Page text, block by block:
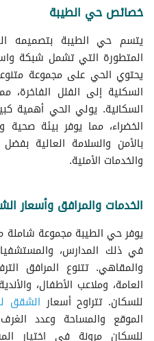
خصائص حي الطيبة
يتسم حي الطيبة بتصميمه
المتطورة التي تشمل شبكة
يحتوي الحي على مجموعة
السكنية إلى الفلل الفاخرة،
السكانية. يولي الحي أهمية
الخضراء، مما يوفر بيئة
بالأمن والسلامة العالية
والخدمات الأمنية.
الخدمات والمرافق وأسعار
يوفر حي الطيبة مجموعة شاملة
في ذلك المدارس،
والمقاهي. تتنوع المرافق
العامة، وملاعب الأطفال،
للسكان. تتراوح أسعار الشقق
الموقع والمساحة وعدد
للسكان مرونة في اختيار